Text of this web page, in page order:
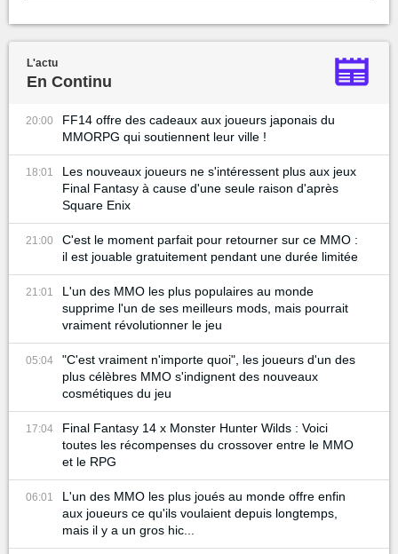
L'actu
En Continu
20:00
FF14 offre des cadeaux aux joueurs japonais du
MMORPG qui soutiennent leur ville !
18:01
Les nouveaux joueurs ne s'intéressent plus aux jeux
Final Fantasy à cause d'une seule raison d'après
Square Enix
21:00
C'est le moment parfait pour retourner sur ce MMO :
il est jouable gratuitement pendant une durée limitée
21:01
L'un des MMO les plus populaires au monde
supprime l'un de ses meilleurs mods, mais pourrait
vraiment révolutionner le jeu
05:04
"C'est vraiment n'importe quoi", les joueurs d'un des
plus célèbres MMO s'indignent des nouveaux
cosmétiques du jeu
17:04
Final Fantasy 14 x Monster Hunter Wilds : Voici
toutes les récompenses du crossover entre le MMO
et le RPG
06:01
L'un des MMO les plus joués au monde offre enfin
aux joueurs ce qu'ils voulaient depuis longtemps,
mais il y a un gros hic...